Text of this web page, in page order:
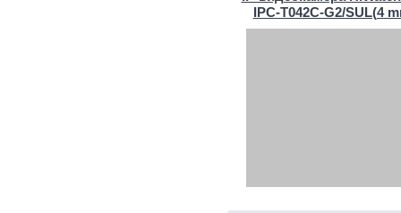
IPC-T042C-G2/SUL(4